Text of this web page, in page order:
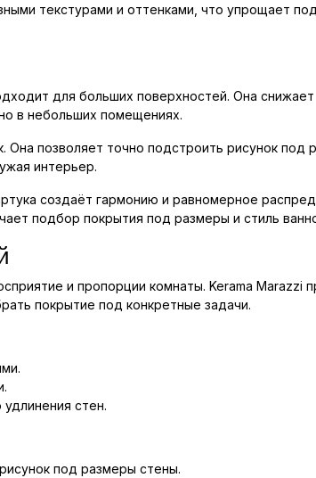
текстурами и оттенками, что упрощает
для больших поверхностей. Она снижает
в небольших помещениях.
Она позволяет точно подстроить рисунок под
интерьер.
создаёт гармонию и равномерное
подбор покрытия под размеры и стиль
и пропорции комнаты. Kerama Marazzi
покрытие под конкретные задачи.
стен.
под размеры стены.